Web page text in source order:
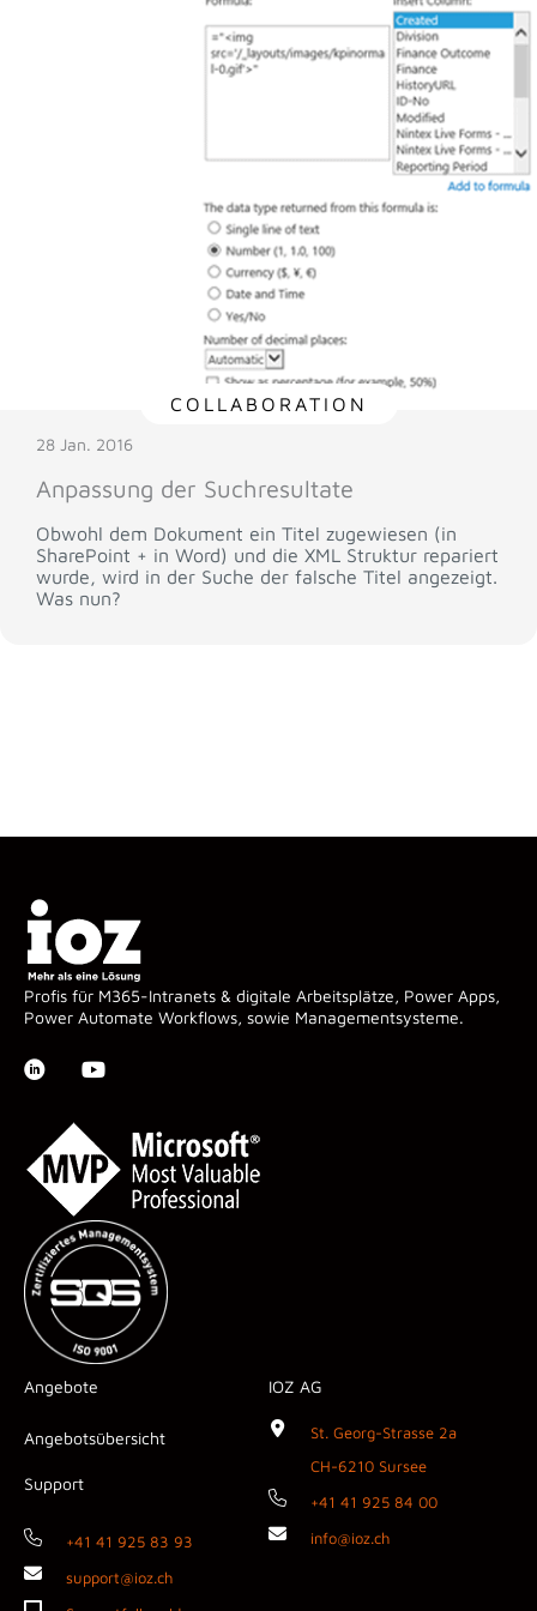
COLLABORATION
28 Jan. 2016
Anpassung der Suchresultate
Obwohl dem Dokument ein Titel zugewiesen (in
SharePoint + in Word) und die XML Struktur repariert
wurde, wird in der Suche der falsche Titel angezeigt.
Was nun?
Profis für M365-Intranets & digitale Arbeitsplätze, Power Apps,
Power Automate Workflows, sowie Managementsysteme.
Angebote
Angebotsübersicht
Support
+41 41 925 83 93
support@ioz.ch
IOZ AG
St. Georg-Strasse 2a
CH-6210 Sursee
+41 41 925 84 00
info@ioz.ch